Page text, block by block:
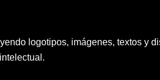
logotipos, imágenes, textos y